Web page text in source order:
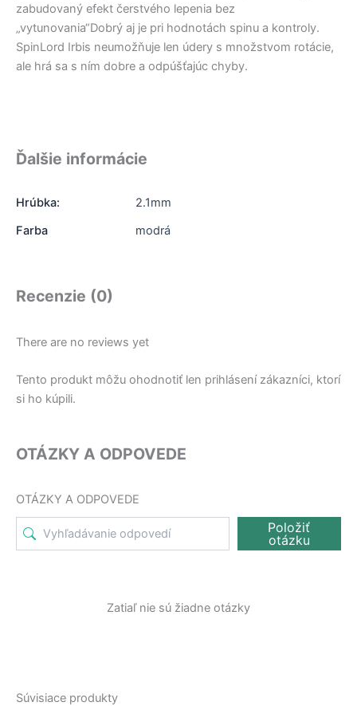
zabudovaný efekt čerstvého lepenia bez
„vytunovania“Dobrý aj je pri hodnotách spinu a kontroly.
SpinLord Irbis neumožňuje len údery s množstvom rotácie,
ale hrá sa s ním dobre a odpúšťajúc chyby.
Ďalšie informácie
Hrúbka:
2.1mm
Farba
modrá
Recenzie (0)
There are no reviews yet
Tento produkt môžu ohodnotiť len prihlásení zákazníci, ktorí
si ho kúpili.
OTÁZKY A ODPOVEDE
OTÁZKY A ODPOVEDE
Položiť
otázku
Zatiaľ nie sú žiadne otázky
Súvisiace produkty